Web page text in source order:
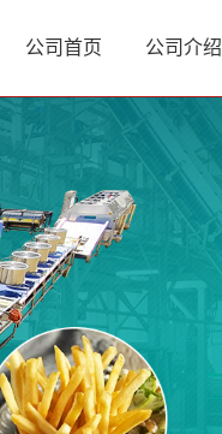
公司首页 公司介绍